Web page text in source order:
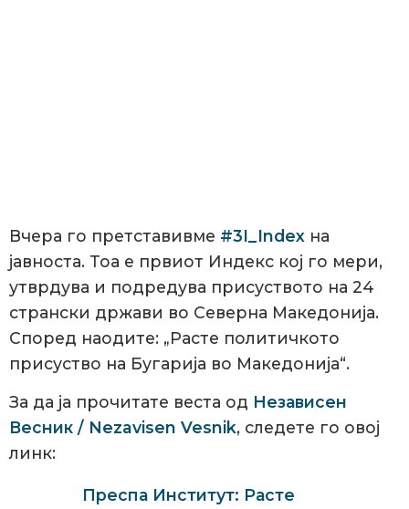
Вчера го претставивме #3I_Index на
јавноста. Тоа е првиот Индекс кој го мери,
утврдува и подредува присуството на 24
странски држави во Северна Македонија.
Според наодите: „Расте политичкото
присуство на Бугарија во Македонија“.
За да ја прочитате веста од Независен
Весник / Nezavisen Vesnik, следете го овој
линк:
Преспа Институт: Расте